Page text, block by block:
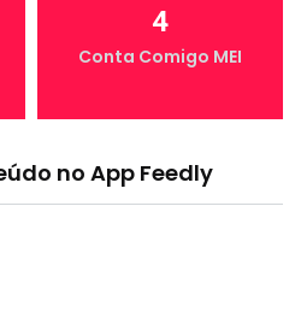
4
Conta Comigo MEI
no App Feedly